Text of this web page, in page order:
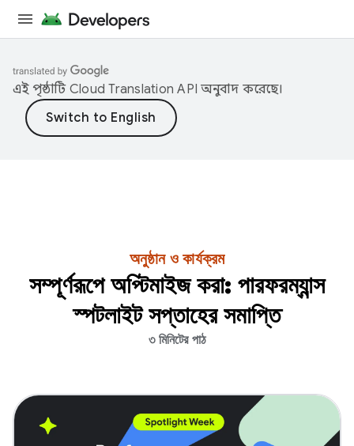
এই পৃষ্ঠাটি Cloud Translation API অনুবাদ করেছে।
অনুষ্ঠান ও কার্যক্রম
সম্পূর্ণরূপে অপ্টিমাইজ করা: পারফরম্যান্স
স্পটলাইট সপ্তাহের সমাপ্তি
৩ মিনিটের পাঠ